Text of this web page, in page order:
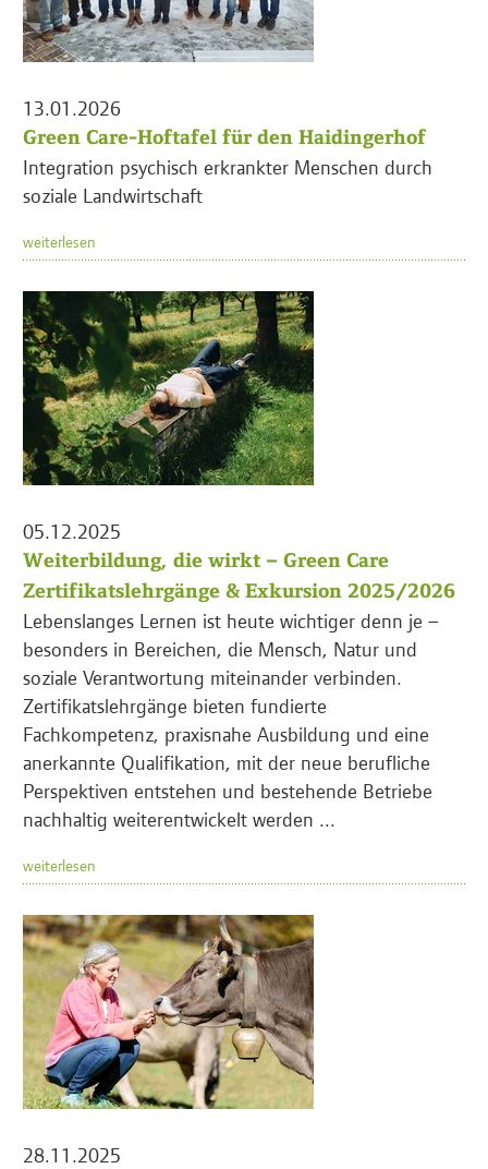
13.01.2026
Green Care-Hoftafel für den Haidingerhof
Integration psychisch erkrankter Menschen durch
soziale Landwirtschaft
weiterlesen
05.12.2025
Weiterbildung, die wirkt – Green Care
Zertifikatslehrgänge & Exkursion 2025/2026
Lebenslanges Lernen ist heute wichtiger denn je –
besonders in Bereichen, die Mensch, Natur und
soziale Verantwortung miteinander verbinden.
Zertifikatslehrgänge bieten fundierte
Fachkompetenz, praxisnahe Ausbildung und eine
anerkannte Qualifikation, mit der neue berufliche
Perspektiven entstehen und bestehende Betriebe
nachhaltig weiterentwickelt werden ...
weiterlesen
28.11.2025